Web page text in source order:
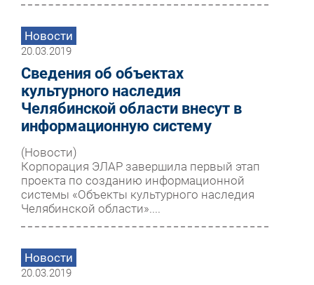
Новости
20.03.2019
Сведения об объектах
культурного наследия
Челябинской области внесут в
информационную систему
(Новости)
Корпорация ЭЛАР завершила первый этап
проекта по созданию информационной
системы «Объекты культурного наследия
Челябинской области»....
Новости
20.03.2019